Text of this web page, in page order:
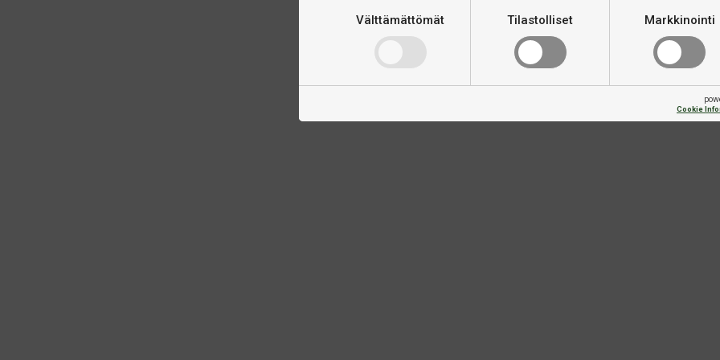
Välttämättömät Tilastolliset Markkinointi
Cookie